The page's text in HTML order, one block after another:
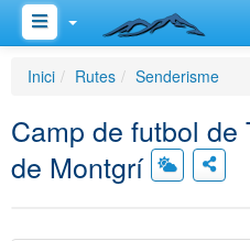
Inici Rutes Senderisme
Camp de futbol de
de Montgrí